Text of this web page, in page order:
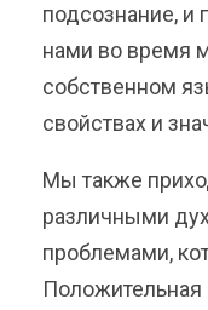
подсознание, и
нами во время
собственном
свойствах и
Мы также
различными
проблемами,
Положительная